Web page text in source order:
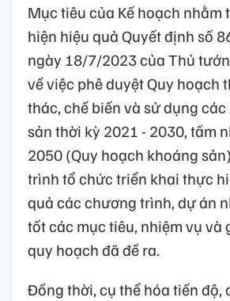
Mục tiêu của Kế hoạch nhằm
hiện hiệu quả Quyết định số
ngày 18/7/2023 của Thủ
về việc phê duyệt Quy hoạch
thác, chế biến và sử dụng
sản thời kỳ 2021 - 2030, tầm
2050 (Quy hoạch khoáng
trình tổ chức triển khai thực
quả các chương trình, dự án
tốt các mục tiêu, nhiệm vụ và
quy hoạch đã đề ra.
Đồng thời, cụ thể hóa tiến độ,